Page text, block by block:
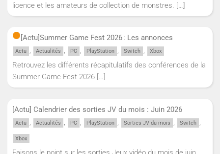
licence et les amateurs de collection de monstres. […]
[Actu]Summer Game Fest 2026 : Les annonces
Actu , Actualités , PC , PlayStation , Switch , Xbox
Retrouvez les différents récapitulatifs des conférences de la
Summer Game Fest 2026 […]
[Actu] Calendrier des sorties JV du mois : Juin 2026
Actu , Actualités , PC , PlayStation , Sorties JV du mois , Switch ,
Xbox